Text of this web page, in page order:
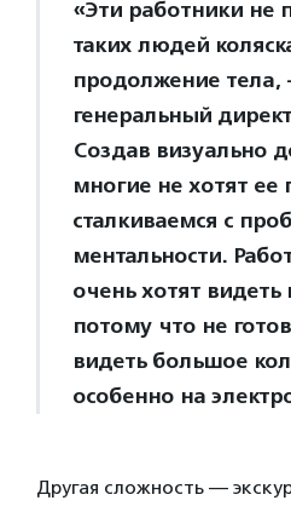
«Эти работники не
таких людей
продолжение тела,
генеральный
Создав визуально
многие не хотят
сталкиваемся с
ментальности.
очень хотят
потому что не
видеть большое
особенно на
Другая сложность —